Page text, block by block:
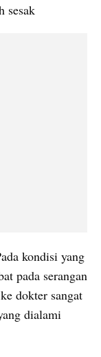
sesak
kondisi yang
pada serangan
dokter sangat
dialami